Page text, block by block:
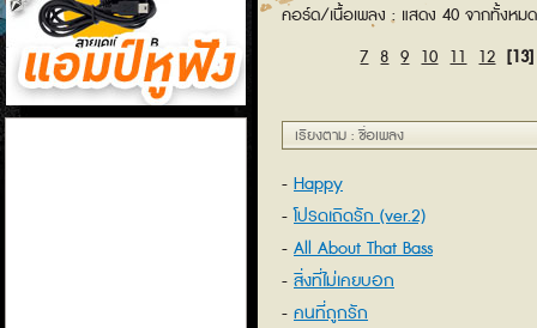
แอมป์หูฟัง
คอร์ด/เนื้อเพลง : แสดง 40 จากทั้งหม
7 8 9 10 11 12 [13]
เรียงตาม : ชื่อเพลง
Happy
โปรดเถิดรัก (ver.2)
All About That Bass
สิ่งที่ไม่เคยบอก
คนที่ถูกรัก